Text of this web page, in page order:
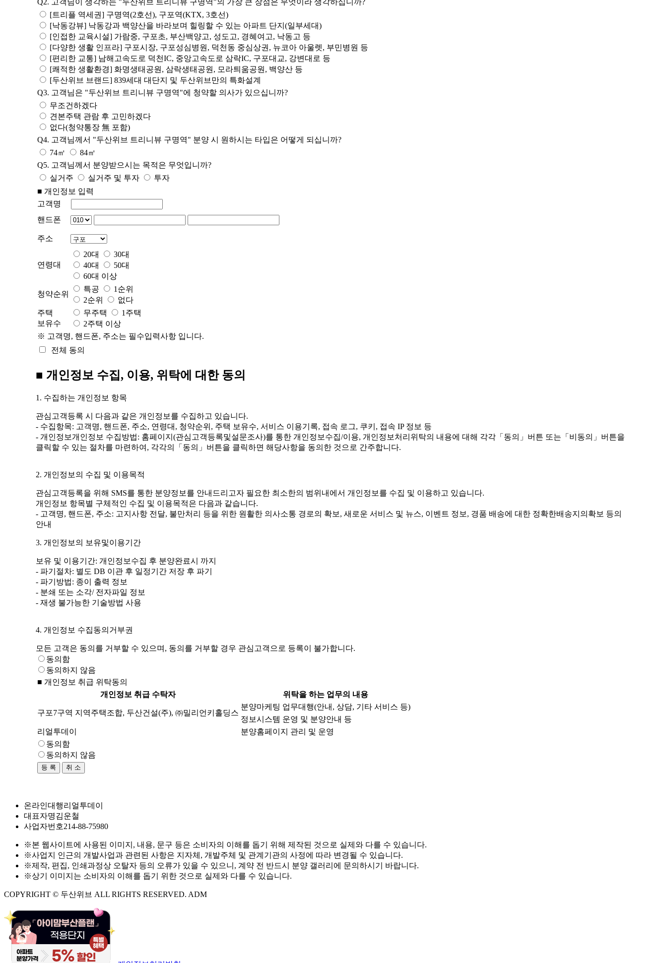
Q2. 고객님이 생각하는 "두산위브 트리니뷰 구명역"의 가장 큰 장점은 무엇이라 생각하십니까?
[트리플 역세권] 구명역(2호선), 구포역(KTX, 3호선)
[낙동강뷰] 낙동강과 백양산을 바라보며 힐링할 수 있는 아파트 단지(일부세대)
[인접한 교육시설] 가람중, 구포초, 부산백양고, 성도고, 경혜여고, 낙동고 등
[다양한 생활 인프라] 구포시장, 구포성심병원, 덕천동 중심상권, 뉴코아 아울렛, 부민병원 등
[편리한 교통] 남해고속도로 덕천IC, 중앙고속도로 삼락IC, 구포대교, 강변대로 등
[쾌적한 생활환경] 화명생태공원, 삼락생태공원, 모라틔움공원, 백양산 등
[두산위브 브랜드] 839세대 대단지 및 두산위브만의 특화설계
Q3. 고객님은 "두산위브 트리니뷰 구명역"에 청약할 의사가 있으십니까?
무조건하겠다
견본주택 관람 후 고민하겠다
없다(청약통장 無 포함)
Q4. 고객님께서 "두산위브 트리니뷰 구명역" 분양 시 원하시는 타입은 어떻게 되십니까?
74㎡
84㎡
Q5. 고객님께서 분양받으시는 목적은 무엇입니까?
실거주
실거주 및 투자
투자
■ 개인정보 입력
고객명
핸드폰
주소
연령대
20대
30대
40대
50대
60대 이상
청약순위
특공
1순위
2순위
없다
주택
보유수
무주택
1주택
2주택 이상
※ 고객명, 핸드폰, 주소는 필수입력사항 입니다.
전체 동의
■ 개인정보 수집, 이용, 위탁에 대한 동의
1. 수집하는 개인정보 항목
관심고객등록 시 다음과 같은 개인정보를 수집하고 있습니다.
- 수집항목: 고객명, 핸드폰, 주소, 연령대, 청약순위, 주택 보유수, 서비스 이용기록, 접속 로그, 쿠키, 접속 IP 정보 등
- 개인정보개인정보 수집방법: 홈페이지(관심고객등록및설문조사)를 통한 개인정보수집/이용, 개인정보처리위탁의 내용에 대해 각각「동의」버튼 또는「비동의」버튼을
클릭할 수 있는 절차를 마련하여, 각각의「동의」버튼을 클릭하면 해당사항을 동의한 것으로 간주합니다.
2. 개인정보의 수집 및 이용목적
관심고객등록을 위해 SMS를 통한 분양정보를 안내드리고자 필요한 최소한의 범위내에서 개인정보를 수집 및 이용하고 있습니다.
개인정보 항목별 구체적인 수집 및 이용목적은 다음과 같습니다.
- 고객명, 핸드폰, 주소: 고지사항 전달, 불만처리 등을 위한 원활한 의사소통 경로의 확보, 새로운 서비스 및 뉴스, 이벤트 정보, 경품 배송에 대한 정확한배송지의확보 등의
안내
3. 개인정보의 보유및이용기간
보유 및 이용기간: 개인정보수집 후 분양완료시 까지
- 파기절차: 별도 DB 이관 후 일정기간 저장 후 파기
- 파기방법: 종이 출력 정보
- 분쇄 또는 소각/ 전자파일 정보
- 재생 불가능한 기술방법 사용
4. 개인정보 수집동의거부권
모든 고객은 동의를 거부할 수 있으며, 동의를 거부할 경우 관심고객으로 등록이 불가합니다.
동의함
동의하지 않음
■ 개인정보 취급 위탁동의
개인정보 취급 수탁자
위탁을 하는 업무의 내용
구포7구역 지역주택조합, 두산건설(주), ㈜밀리언키홀딩스
분양마케팅 업무대행(안내, 상담, 기타 서비스 등)
정보시스템 운영 및 분양안내 등
리얼투데이
분양홈페이지 관리 및 운영
동의함
동의하지 않음
취 소
온라인대행리얼투데이
대표자명김운철
사업자번호214-88-75980
※본 웹사이트에 사용된 이미지, 내용, 문구 등은 소비자의 이해를 돕기 위해 제작된 것으로 실제와 다를 수 있습니다.
※사업지 인근의 개발사업과 관련된 사항은 지자체, 개발주체 및 관계기관의 사정에 따라 변경될 수 있습니다.
※제작, 편집, 인쇄과정상 오탈자 등의 오류가 있을 수 있으니, 계약 전 반드시 분양 갤러리에 문의하시기 바랍니다.
※상기 이미지는 소비자의 이해를 돕기 위한 것으로 실제와 다를 수 있습니다.
COPYRIGHT © 두산위브 ALL RIGHTS RESERVED. ADM